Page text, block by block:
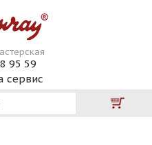
95 59
сервис